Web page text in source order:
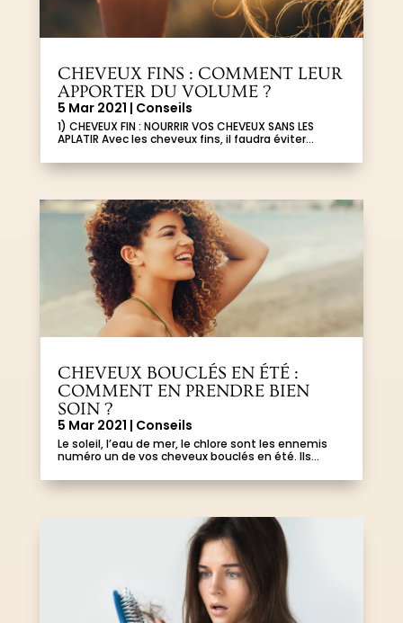
CHEVEUX FINS : COMMENT LEUR
APPORTER DU VOLUME ?
5 Mar 2021 | Conseils
1) CHEVEUX FIN : NOURRIR VOS CHEVEUX SANS LES
APLATIR Avec les cheveux fins, il faudra éviter...
CHEVEUX BOUCLÉS EN ÉTÉ :
COMMENT EN PRENDRE BIEN
SOIN ?
5 Mar 2021 | Conseils
Le soleil, l’eau de mer, le chlore sont les ennemis
numéro un de vos cheveux bouclés en été. Ils...